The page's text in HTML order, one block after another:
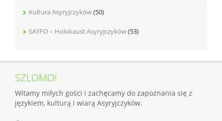
Kultura Asyryjczyków(50)
SAYFO – Holokaust Asyryjczyków(53)
SZLOMO!
Witamy miłych gości i zachęcamy do zapoznania się z
językiem, kulturą i wiarą Asyryjczyków.